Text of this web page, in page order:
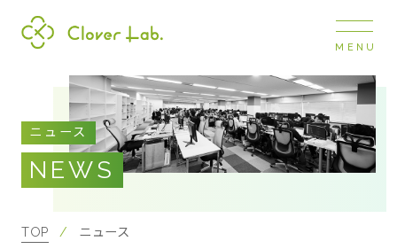
COMPANY
企業情報
ナビ
事業展開
MENU
ニュース
NEWS
TOP ニュース